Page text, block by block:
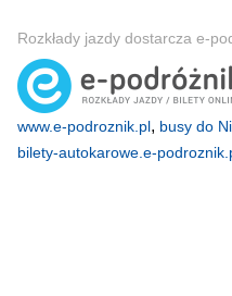
Rozkłady jazdy dostarcza e-
www.e-podroznik.pl, busy do
bilety-autokarowe.e-